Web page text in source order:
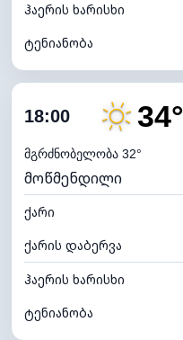
ჰაერის ხარისხი
ტენიანობა
ღრუბლიანობა
ნამის წერტილი
ხილვადობა
განათების ინდექსი
ღრუბლის სიმაღლე
18:00 34°
მგრძნობელობა 32°
მოწმენდილი
ქარი
ქარის დაბერვა
ჰაერის ხარისხი
ტენიანობა